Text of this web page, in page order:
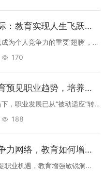
本地以证为翼，翱翔职业天际：教育实现人生飞跃的职业发展指南
为个人竞争力的重要‘翅膀’，而
‘人生飞跃’的核心引擎。无论
170
本地证映前瞻：如何通过教育预见职业趋势，培养战略眼光的实用指南
，职业发展已从“被动适应”转
心视角出发，解析如何通过教育
188
本地证书为网：构建职业竞争力网络，教育如何增强行业机遇洞察
职业机遇，教育增强敏锐洞